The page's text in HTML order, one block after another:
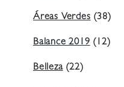
Áreas Verdes (38)
Balance 2019 (12)
Belleza(22)